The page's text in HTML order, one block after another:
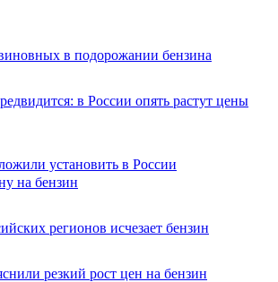
в подорожании бензина
в России опять растут цены
установить в России
на бензин
регионов исчезает бензин
резкий рост цен на бензин